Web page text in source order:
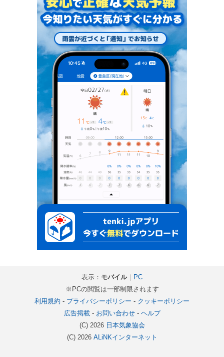
表示： モバイル｜ PC
※PCの閲覧は一部制限されます
利用規約 - プライバシーポリシー - クッキーポリシー
広告掲載- お問い合わせ- ヘルプ
(C) 2026 日本気象協会
(C) 2026 ALiNKインターネット